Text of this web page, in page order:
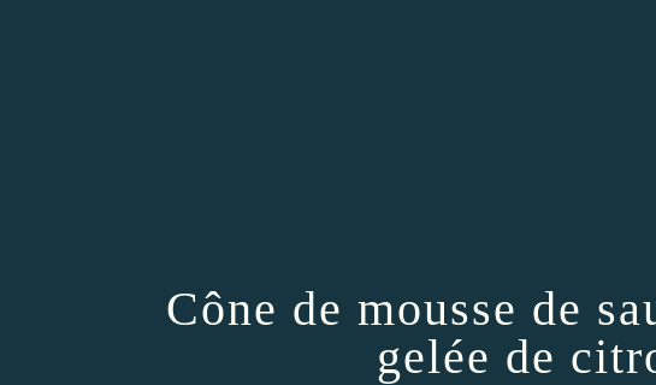
Cône de mousse de
gelée de